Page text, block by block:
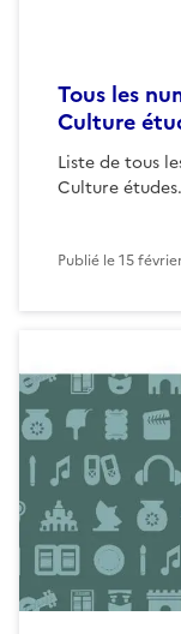
Tous les
Culture
Liste de tous
Culture études.
Publié le15